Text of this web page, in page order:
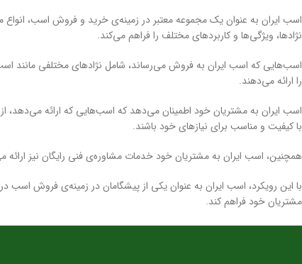
اسب ایران به عنوان یک مجموعه معتبر در زمینه‌ی خرید و فروش اسب،
نژادها، ویژگی‌ها و کاربردهای مختلف را فراهم می‌کند.
اسب‌هایی که اسب ایران به فروش می‌رساند، شامل نژادهای مختلفی مانند
را ارائه می‌دهند.
اسب ایران به مشتریان خود اطمینان می‌دهد که اسب‌هایی که ارائه می‌دهد، از
با کیفیت و مناسب برای نیازهای خود باشند.
همچنین، اسب ایران به مشتریان خود خدمات مشاوره‌ی فنی رایگان نیز
با این رویکرد، اسب ایران به عنوان یکی از پیشگامان در زمینه‌ی فروش
مشتریان خود فراهم کند.